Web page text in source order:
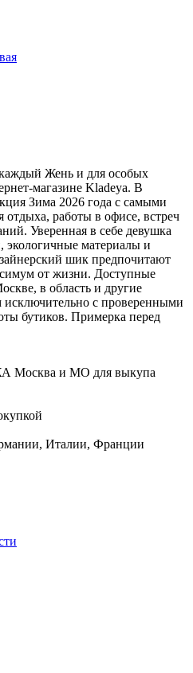
Жень и для особых
магазине Kladeya. В
Зима 2026 года с самыми
работы в офисе, встреч
Уверенная в себе девушка
экологичные материалы и
шик предпочитают
от жизни. Доступные
в область и другие
исключительно с проверенными
бутиков. Примерка перед
Москва и МО для выкупа
Италии, Франции